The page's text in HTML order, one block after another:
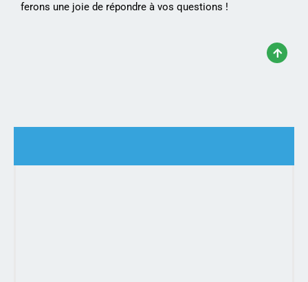
ferons une joie de répondre à vos questions !